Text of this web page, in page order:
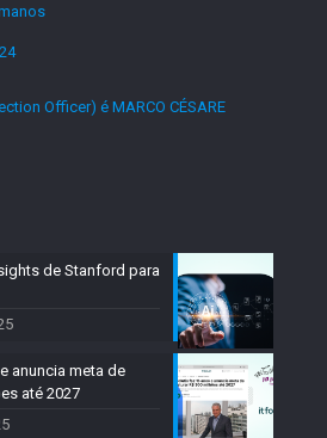
.
Officer) é MARCO CÉSARE
de Stanford para
anuncia meta de
até 2027